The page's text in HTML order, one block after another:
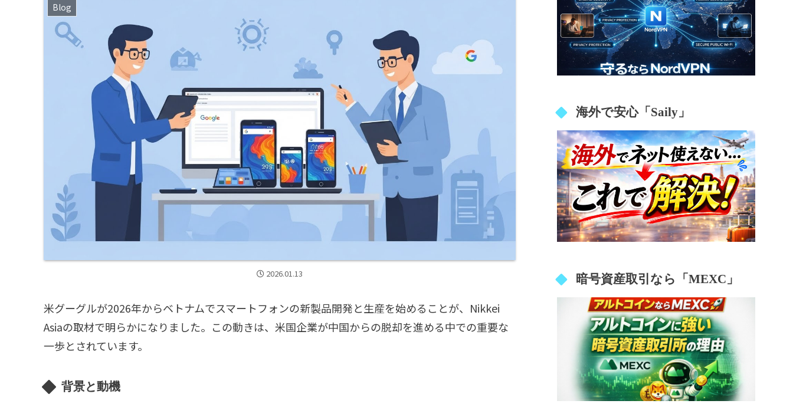
Blog
2026.01.13
米グーグルが2026年からベトナムでスマートフォンの新製品開発と生産を始めることが、Nikkei
Asiaの取材で明らかになりました。この動きは、米国企業が中国からの脱却を進める中での重要な
一歩とされています。
背景と動機
海外で安心「Saily」
暗号資産取引なら「MEXC」